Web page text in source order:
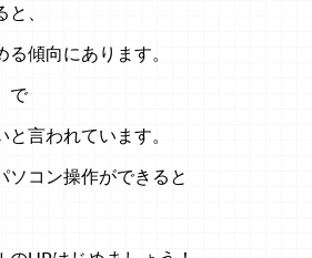
、
る傾向にあります。
で
言われています。
ソコン操作ができると